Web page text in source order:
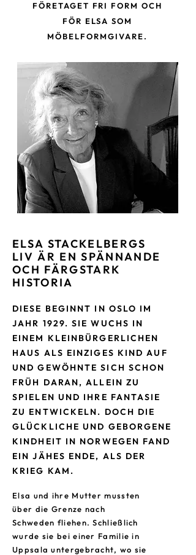
FÖRETAGET FRI FORM OCH
FÖR ELSA SOM
MÖBELFORMGIVARE.
ELSA STACKELBERGS
LIVÄR EN SPÄNNANDE
OCH FÄRGSTARK
HISTORIA
DIESE BEGINNT IN OSLO IM
JAHR 1929. SIE WUCHS IN
EINEM KLEINBÜRGERLICHEN
HAUS ALS EINZIGES KIND AUF
UND GEWÖHNTE SICH SCHON
FRÜH DARAN, ALLEIN ZU
SPIELEN UND IHRE FANTASIE
ZU ENTWICKELN. DOCH DIE
GLÜCKLICHE UND GEBORGENE
KINDHEIT IN NORWEGEN FAND
EIN JÄHES ENDE, ALS DER
KRIEG KAM.
Elsa und ihre Mutter mussten
über die Grenze nach
Schweden fliehen. Schließlich
wurde sie bei einer Familie in
Uppsala untergebracht, wo sie